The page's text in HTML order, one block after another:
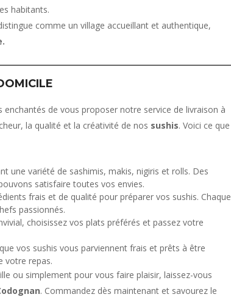
habitants.
comme un village accueillant et authentique,
enchantés de vous proposer notre service de livraison à
la qualité et la créativité de nos sushis. Voici ce que
une variété de sashimis, makis, nigiris et rolls. Des
satisfaire toutes vos envies.
frais et de qualité pour préparer vos sushis. Chaque
passionnés.
choisissez vos plats préférés et passez votre
vos sushis vous parviennent frais et prêts à être
votre repas.
ou simplement pour vous faire plaisir, laissez-vous
. Commandez dès maintenant et savourez le